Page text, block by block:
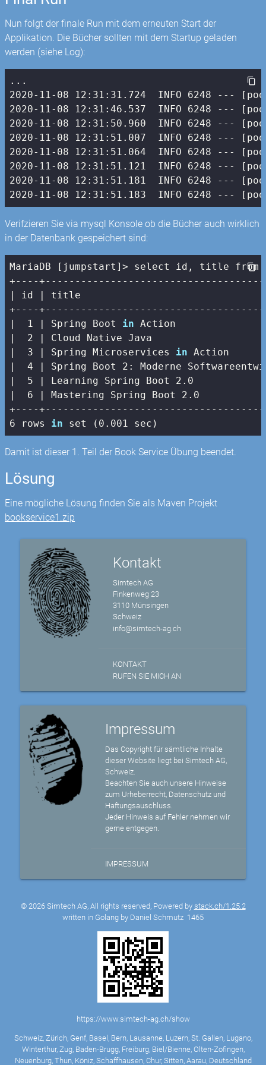
Nun folgt der finale Run mit dem erneuten Start der
Applikation. Die Bücher sollten mit dem Startup geladen
werden (siehe Log):
2020-11-08 12 : 31 : 31.724
  INFO
6248 ---
2020-11-08 12 : 31 :46.537
  INFO
6248 ---
2020-11-08 12 : 31 : 50.960
  INFO
6248 ---
2020-11-08 12 : 31 : 51.007
  INFO
6248 ---
2020-11-08 12 : 31 : 51.064
  INFO
6248 ---
2020-11-08 12 : 31 : 51.121
  INFO
6248 ---
2020-11-08 12 : 31 : 51.181
  INFO
6248 ---
2020-11-08 12 : 31 : 51.183
  INFO
6248 ---
Verifzieren Sie via mysql Konsole ob die Bücher auch wirklich
in der Datenbank gespeichert sind:
MariaDB [jumpstart]> select id, title from
| id |
+----
|
1 | Spring Boot in Action
|  2 |
Cloud
|
3 | Spring Microservices in Action
|  4 |
Spring Boot 2 : Moderne
|
5
| Learning Spring Boot 2.0
|  6 |
Mastering Spring Boot 2.0
+----
6 rows in set (0.001 sec)
Damit ist dieser 1. Teil der Book Service Übung beendet.
Lösung
Eine mögliche Lösung finden Sie als Maven Projekt
bookservice1.zip
Kontakt
Simtech AG
Finkenweg 23
3110 Münsingen
Schweiz
info@simtech-ag.ch
KONTAKT
RUFEN SIE MICH AN
Impressum
Das Copyright für sämtliche Inhalte
dieser Website liegt bei Simtech AG,
Schweiz.
Beachten Sie auch unsere Hinweise
zum Urheberrecht, Datenschutz und
Haftungsauschluss.
Jeder Hinweis auf Fehler nehmen wir
gerne entgegen.
IMPRESSUM
© 2026 Simtech AG, All rights reserved, Powered by stack.ch/1.25.2
written in Golang by Daniel Schmutz 1465
https://www.simtech-ag.ch/show
Schweiz, Zürich, Genf, Basel, Bern, Lausanne, Luzern, St. Gallen, Lugano,
Winterthur, Zug, Baden-Brugg, Freiburg, Biel/Bienne, Olten-Zofingen,
Neuenburg, Thun, Köniz, Schaffhausen, Chur, Sitten, Aarau, Deutschland